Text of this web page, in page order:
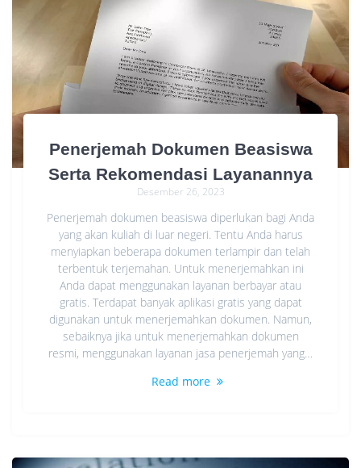
Penerjemah Dokumen Beasiswa
Serta Rekomendasi Layanannya
Desember 26, 2023
Penerjemah dokumen beasiswa diperlukan bagi Anda
yang akan kuliah di luar negeri. Tentu Anda harus
menyiapkan beberapa dokumen terlampir dan telah
terbentuk terjemahan. Untuk menerjemahkan ini
Anda dapat menggunakan layanan berbayar atau
gratis. Terdapat banyak aplikasi gratis yang dapat
digunakan untuk menerjemahkan dokumen. Namun,
sebaiknya jika untuk menerjemahkan dokumen
resmi, menggunakan layanan jasa penerjemah yang…
Read more